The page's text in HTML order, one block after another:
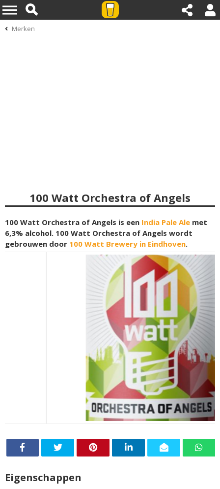
Merken
100 Watt Orchestra of Angels
100 Watt Orchestra of Angels is een India Pale Ale met
6,3% alcohol. 100 Watt Orchestra of Angels wordt
gebrouwen door 100 Watt Brewery in Eindhoven.
Eigenschappen